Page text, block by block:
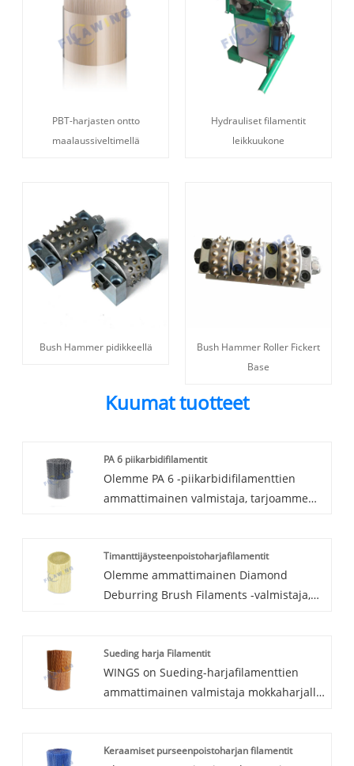
PBT-harjasten ontto
maalaussiveltimellä
Hydrauliset filamentit
leikkuukone
Bush Hammer pidikkeellä
Bush Hammer Roller Fickert
Base
Kuumat tuotteet
PA 6 piikarbidifilamentit
Olemme PA 6 -piikarbidifilamenttien
ammattimainen valmistaja, tarjoamme
Timanttijäysteenpoistoharjafilamentit
Olemme ammattimainen Diamond
Deburring Brush Filaments -valmistaja,
Sueding harja Filamentit
WINGS on Sueding-harjafilamenttien
ammattimainen valmistaja mokkaharjalle,
Keraamiset purseenpoistoharjan filamentit